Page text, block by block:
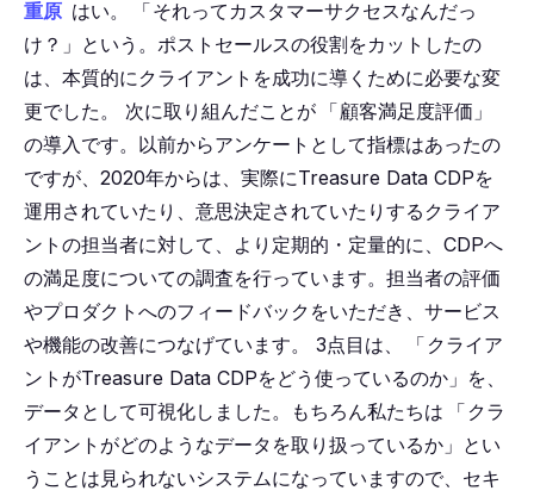
重原 はい。 「それってカスタマーサクセスなんだっ
け？」という。ポストセールスの役割をカットしたの
は、本質的にクライアントを成功に導くために必要な変
更でした。
次に取り組んだことが 「顧客満足度評価」
の導入です。以前からアンケートとして指標はあったの
ですが、2020年からは、実際にTreasure Data CDPを
運用されていたり、意思決定されていたりするクライア
ントの担当者に対して、より定期的・定量的に、CDPへ
の満足度についての調査を行っています。担当者の評価
やプロダクトへのフィードバックをいただき、サービス
や機能の改善につなげています。
3点目は、 「 クライア
ントがTreasure Data CDPをどう使っているのか」を、
データとして可視化しました。もちろん私たちは
「 クラ
イアントがどのようなデータを取り扱っているか」とい
うことは見られないシステムになっていますので、セキ